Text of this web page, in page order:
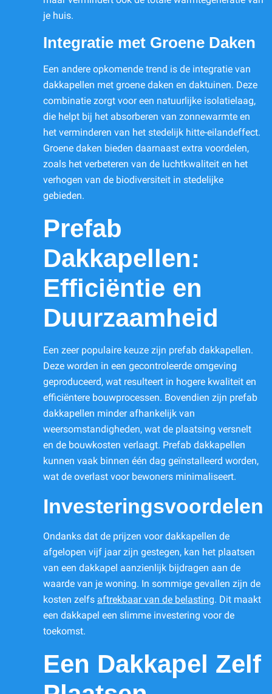
je huis.
Integratie met Groene Daken
Een andere opkomende trend is de integratie van
dakkapellen met groene daken en daktuinen. Deze
combinatie zorgt voor een natuurlijke isolatielaag,
die helpt bij het absorberen van zonnewarmte en
het verminderen van het stedelijk hitte-eilandeffect.
Groene daken bieden daarnaast extra voordelen,
zoals het verbeteren van de luchtkwaliteit en het
verhogen van de biodiversiteit in stedelijke
gebieden.
Prefab
Dakkapellen:
Efficiëntie en
Duurzaamheid
Een zeer populaire keuze zijn prefab dakkapellen.
Deze worden in een gecontroleerde omgeving
geproduceerd, wat resulteert in hogere kwaliteit en
efficiëntere bouwprocessen. Bovendien zijn prefab
dakkapellen minder afhankelijk van
weersomstandigheden, wat de plaatsing versnelt
en de bouwkosten verlaagt. Prefab dakkapellen
kunnen vaak binnen één dag geïnstalleerd worden,
wat de overlast voor bewoners minimaliseert.
Investeringsvoordelen
Ondanks dat de prijzen voor dakkapellen de
afgelopen vijf jaar zijn gestegen, kan het plaatsen
van een dakkapel aanzienlijk bijdragen aan de
waarde van je woning. In sommige gevallen zijn de
kosten zelfs aftrekbaar van de belasting. Dit maakt
een dakkapel een slimme investering voor de
toekomst.
Een Dakkapel Zelf